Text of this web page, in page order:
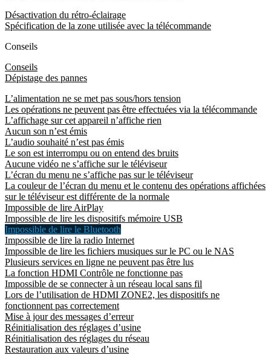
Désactivation du rétro-éclairage
Spécification de la zone utilisée avec la télécommande
Conseils
Conseils
Dépistage des pannes
L’alimentation ne se met pas sous/hors tension
Les opérations ne peuvent pas être effectuées via la télécommande
L’affichage sur cet appareil n’affiche rien
Aucun son n’est émis
L’audio souhaité n’est pas émis
Le son est interrompu ou on entend des bruits
Aucune vidéo ne s’affiche sur le téléviseur
L’écran du menu ne s’affiche pas sur le téléviseur
La couleur de l’écran du menu et le contenu des opérations affichées
sur le téléviseur est différente de la normale
Impossible de lire AirPlay
Impossible de lire les dispositifs mémoire USB
Impossible de lire le Bluetooth
Impossible de lire la radio Internet
Impossible de lire les fichiers musiques sur le PC ou le NAS
Plusieurs services en ligne ne peuvent pas être lus
La fonction HDMI Contrôle ne fonctionne pas
Impossible de se connecter à un réseau local sans fil
Lors de l’utilisation de HDMI ZONE2, les dispositifs ne
fonctionnent pas correctement
Mise à jour des messages d’erreur
Réinitialisation des réglages d’usine
Réinitialisation des réglages du réseau
Restauration aux valeurs d’usine